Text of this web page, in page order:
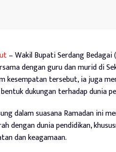
– Wakil Bupati Serdang
dengan guru dan murid di
kesempatan tersebut, ia juga
dukungan terhadap dunia
dalam suasana Ramadan ini
dengan dunia pendidikan,
dan keagamaan.